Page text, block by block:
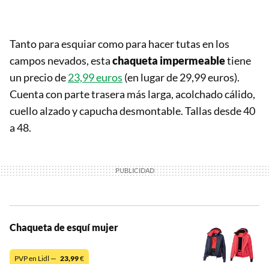
Tanto para esquiar como para hacer tutas en los
campos nevados, estachaqueta impermeabletiene
un precio de23,99 euros (en lugar de 29,99 euros).
Cuenta con parte trasera más larga, acolchado cálido,
cuello alzado y capucha desmontable. Tallas desde 40
a 48.
Chaqueta de esquí mujer
PVP en Lidl — 23,99€